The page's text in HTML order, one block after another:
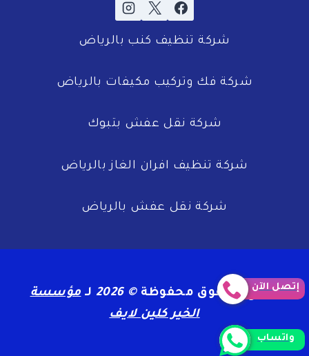
0561998340
اتصل
الان
%
شركة تنظيف كنب بالرياض
شركة فك وتركيب مكيفات بالرياض
شركة نقل عفش بتبوك
شركة تنظيف افران الغاز بالرياض
شركة نقل عفش بالرياض
جميع الحقوق محفوظة© 2026 لـمؤسسة
الخير كلين لايف
إتصل الآن
واتساب